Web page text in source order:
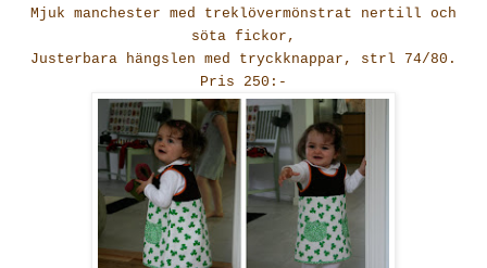
Mjuk manchester med treklövermönstrat nertill och
söta fickor,
Justerbara hängslen med tryckknappar, strl 74/80.
Pris 250:-